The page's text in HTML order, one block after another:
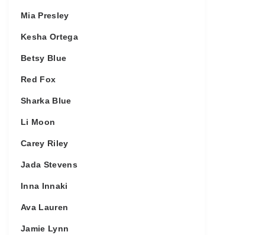
Mia Presley
Kesha Ortega
Betsy Blue
Red Fox
Sharka Blue
Li Moon
Carey Riley
Jada Stevens
Inna Innaki
Ava Lauren
Jamie Lynn